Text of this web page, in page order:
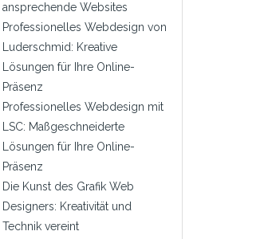
ansprechende Websites
Professionelles Webdesign von
Luderschmid: Kreative
Lösungen für Ihre Online-
Präsenz
Professionelles Webdesign mit
LSC: Maßgeschneiderte
Lösungen für Ihre Online-
Präsenz
Die Kunst des Grafik Web
Designers: Kreativität und
Technik vereint